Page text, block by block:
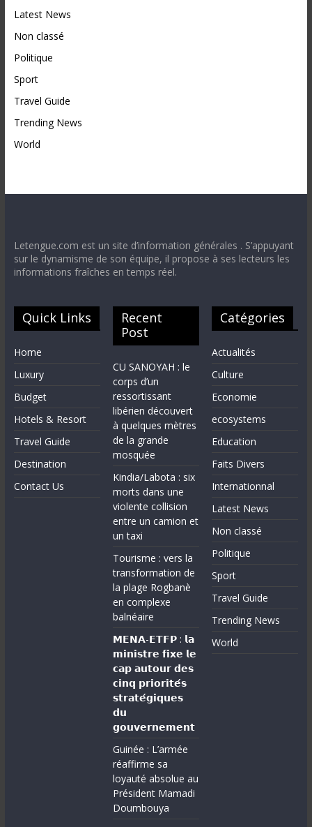
Latest News
Non classé
Politique
Sport
Travel Guide
Trending News
World
Letengue.com est un site d’information générales . S’appuyant
sur le dynamisme de son équipe, il propose à ses lecteurs les
informations fraîches en temps réel.
Quick Links
Home
Luxury
Budget
Hotels & Resort
Travel Guide
Destination
Contact Us
Recent
Post
CU SANOYAH : le
corps d’un
ressortissant
libérien découvert
à quelques mètres
de la grande
mosquée
Kindia/Labota : six
morts dans une
violente collision
entre un camion et
un taxi
Tourisme : vers la
transformation de
la plage Rogbanè
en complexe
balnéaire
𝗠𝗘𝗡𝗔-𝗘𝗧𝗙𝗣 : 𝗹𝗮
𝗺𝗶𝗻𝗶𝘀𝘁𝗿𝗲 𝗳𝗶𝘅𝗲 𝗹𝗲
𝗰𝗮𝗽 𝗮𝘂𝘁𝗼𝘂𝗿 𝗱𝗲𝘀
𝗰𝗶𝗻𝗾 𝗽𝗿𝗶𝗼𝗿𝗶𝘁𝗲́𝘀
𝘀𝘁𝗿𝗮𝘁𝗲́𝗴𝗶𝗾𝘂𝗲𝘀
𝗱𝘂
𝗴𝗼𝘂𝘃𝗲𝗿𝗻𝗲𝗺𝗲𝗻𝘁
Guinée : L’armée
réaffirme sa
loyauté absolue au
Président Mamadi
Doumbouya
Catégories
Actualités
Culture
Economie
ecosystems
Education
Faits Divers
Internationnal
Latest News
Non classé
Politique
Sport
Travel Guide
Trending News
World